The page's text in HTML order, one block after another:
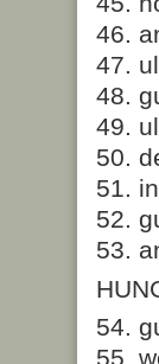
46.
47.
48.
49.
50.
51.
52.
53.
54.
55.